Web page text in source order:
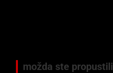
možda ste propustili